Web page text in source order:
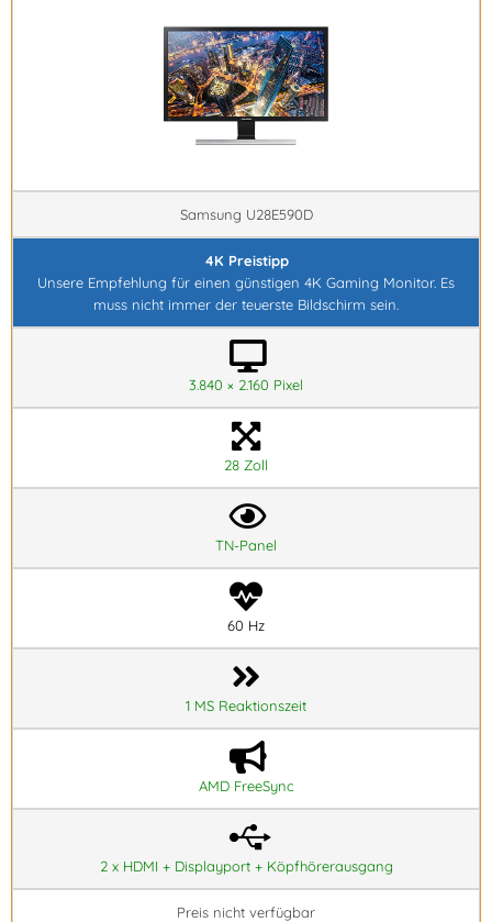
Samsung U28E590D
4K Preistipp
Unsere Empfehlung für einen günstigen 4K Gaming Monitor. Es
muss nicht immer der teuerste Bildschirm sein.
3.840 × 2.160 Pixel
28 Zoll
TN-Panel
60 Hz
1 MS Reaktionszeit
AMD FreeSync
2 x HDMI + Displayport + Köpfhörerausgang
Preis nicht verfügbar